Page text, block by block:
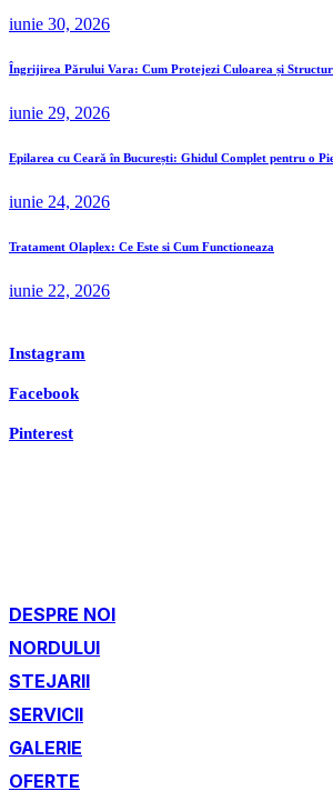
iunie 30, 2026
Îngrijirea Părului Vara: Cum Protejezi Culoarea și
iunie 29, 2026
Epilarea cu Ceară în București: Ghidul Complet pentru o
iunie 24, 2026
Tratament Olaplex: Ce Este si Cum Functioneaza
iunie 22, 2026
Instagram
Facebook
Pinterest
DESPRE NOI
NORDULUI
STEJARII
SERVICII
GALERIE
OFERTE